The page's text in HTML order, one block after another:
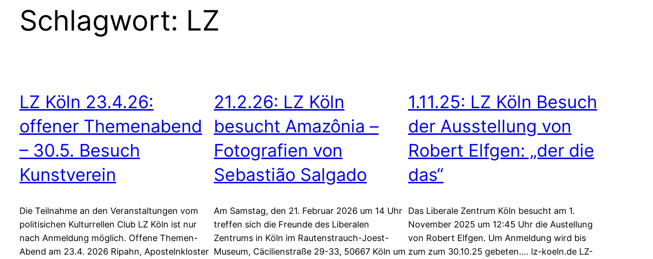
Schlagwort: LZ
LZ Köln 23.4.26:
offener Themenabend
– 30.5. Besuch
Kunstverein
Die Teilnahme an den Veranstaltungen vom
politisichen Kulturrellen Club LZ Köln ist nur
nach Anmeldung möglich. Offene Themen-
Abend am 23.4. 2026 Ripahn, Apostelnkloster
21.2.26: LZ Köln
besucht Amazônia –
Fotografien von
Sebastião Salgado
Am Samstag, den 21. Februar 2026 um 14 Uhr
treffen sich die Freunde des Liberalen
Zentrums in Köln im Rautenstrauch-Joest-
Museum, Cäcilienstraße 29-33, 50667 Köln um
1.11.25: LZ Köln Besuch
der Ausstellung von
Robert Elfgen: „der die
das“
Das Liberale Zentrum Köln besucht am 1.
November 2025 um 12:45 Uhr die Austellung
von Robert Elfgen. Um Anmeldung wird bis
zum zum 30.10.25 gebeten…. lz-koeln.de LZ-